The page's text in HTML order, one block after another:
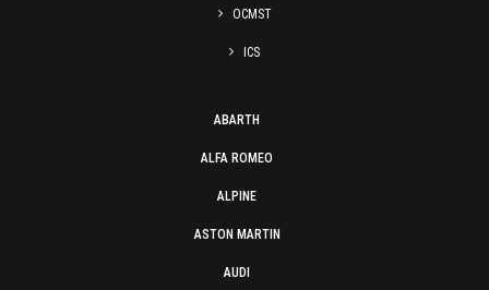
OCMST
ICS
ABARTH
ALFA ROMEO
ALPINE
ASTON MARTIN
AUDI